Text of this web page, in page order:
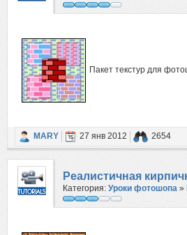
Пакет текстур для
MARY 27 янв 2012 2654
Реалистичная
Категория: Уроки фотошопа »